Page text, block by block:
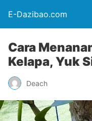
E-Dazibao.com
Cara
Kelapa, Yuk
Deach